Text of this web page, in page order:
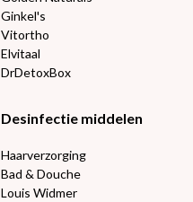
Ginkel's
Vitortho
Elvitaal
DrDetoxBox
Desinfectie middelen
Haarverzorging
Bad & Douche
Louis Widmer